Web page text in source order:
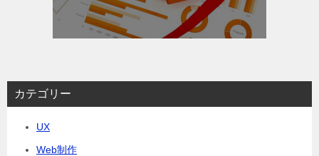
カテゴリー
UX
Web制作